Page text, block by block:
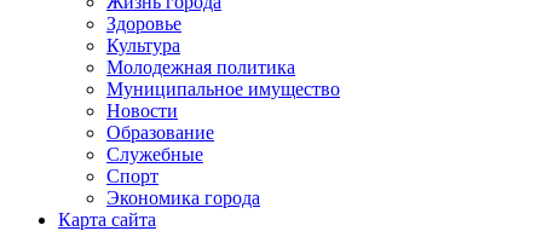
Здоровье
Культура
Молодежная политика
Муниципальное имущество
Новости
Образование
Служебные
Спорт
Экономика города
Карта сайта